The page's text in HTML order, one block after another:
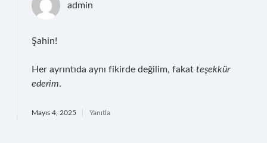
admin
Şahin!
Her ayrıntıda aynı fikirde değilim, fakat teşekkür
ederim.
Mayıs 4, 2025 Yanıtla